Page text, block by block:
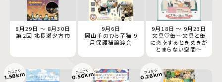
8月29日 ～ 8月30日
第２回 北長瀬夕方市
9月6日
岡山手のひら子猫 9
月保護猫譲渡会
9月18日 ～ 9月23日
文具♡缶～文具と缶
に恋をするときめきが
とまらない空間～
ココから
1.58km ココから
0.56km ココから
0.28km